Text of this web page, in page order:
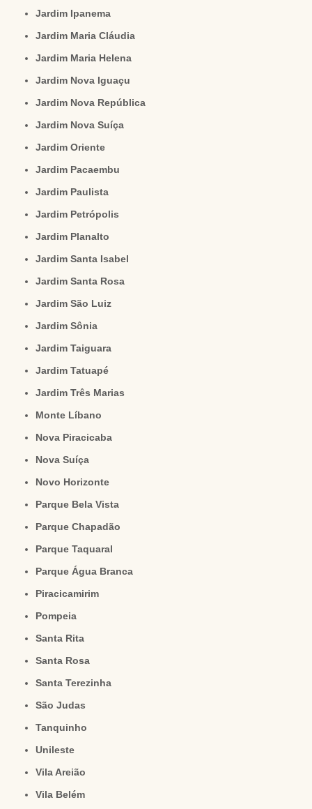
Jardim Ipanema
Jardim Maria Cláudia
Jardim Maria Helena
Jardim Nova Iguaçu
Jardim Nova República
Jardim Nova Suíça
Jardim Oriente
Jardim Pacaembu
Jardim Paulista
Jardim Petrópolis
Jardim Planalto
Jardim Santa Isabel
Jardim Santa Rosa
Jardim São Luiz
Jardim Sônia
Jardim Taiguara
Jardim Tatuapé
Jardim Três Marias
Monte Líbano
Nova Piracicaba
Nova Suíça
Novo Horizonte
Parque Bela Vista
Parque Chapadão
Parque Taquaral
Parque Água Branca
Piracicamirim
Pompeia
Santa Rita
Santa Rosa
Santa Terezinha
São Judas
Tanquinho
Unileste
Vila Areião
Vila Belém